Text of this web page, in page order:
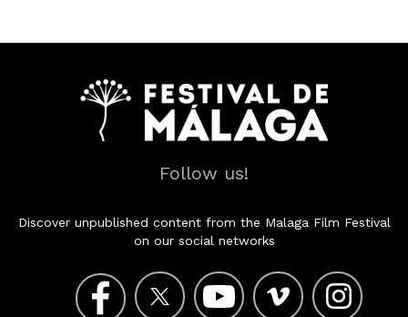
Follow us!
Discover unpublished content from the Malaga Film Festival
on our social networks